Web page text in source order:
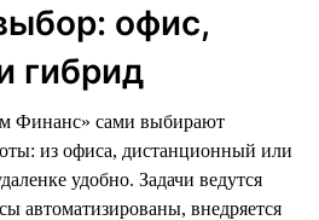
офис,
гибрид
Финанс» сами выбирают
из офиса, дистанционный или
удобно. Задачи ведутся
автоматизированы, внедряется